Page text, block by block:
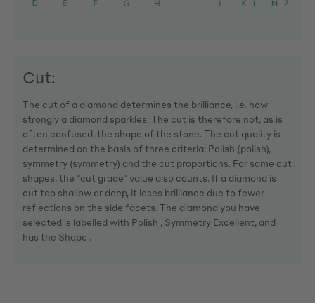
Cut:
The cut of a diamond determines the brilliance, i.e. how
strongly a diamond sparkles. The cut is therefore not, as is
often confused, the shape of the stone. The cut quality is
determined on the basis of three criteria: Polish (polish),
symmetry (symmetry) and the cut proportions. For some cut
shapes, the "cut grade" value also counts. If a diamond is
cut too shallow or deep, it loses brilliance due to fewer
reflections on the side facets. The diamond you have
selected is labelled with Polish , Symmetry Excellent, and
has the Shape .